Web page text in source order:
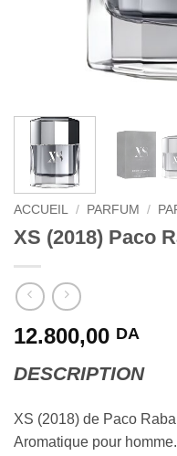
ACCUEIL / PARFUM /
XS (2018) Paco
12.800,00 DA
DESCRIPTION
XS (2018) de Paco
Aromatique pour